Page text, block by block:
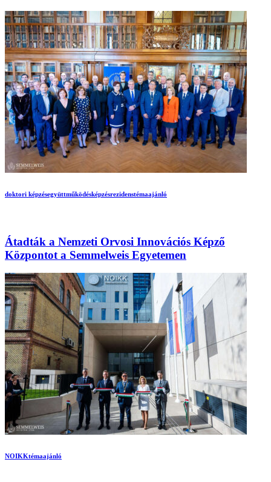
doktori képzésegyüttműködésképzésrezidenstémaajánló
Átadták a Nemzeti Orvosi Innovációs Képző
Központot a Semmelweis Egyetemen
NOIKKtémaajánló